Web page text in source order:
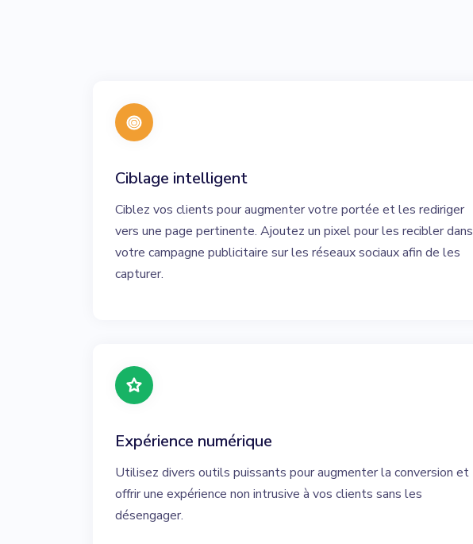
Ciblage intelligent
Ciblez vos clients pour augmenter votre portée et les rediriger
vers une page pertinente. Ajoutez un pixel pour les recibler dans
votre campagne publicitaire sur les réseaux sociaux afin de les
capturer.
Expérience numérique
Utilisez divers outils puissants pour augmenter la conversion et
offrir une expérience non intrusive à vos clients sans les
désengager.